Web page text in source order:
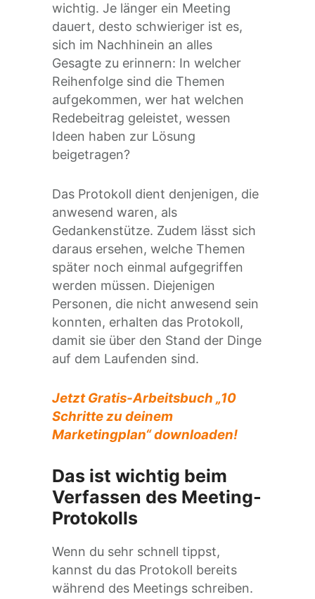
wichtig. Je länger ein Meeting
dauert, desto schwieriger ist es,
sich im Nachhinein an alles
Gesagte zu erinnern: In welcher
Reihenfolge sind die Themen
aufgekommen, wer hat welchen
Redebeitrag geleistet, wessen
Ideen haben zur Lösung
beigetragen?
Das Protokoll dient denjenigen, die
anwesend waren, als
Gedankenstütze. Zudem lässt sich
daraus ersehen, welche Themen
später noch einmal aufgegriffen
werden müssen. Diejenigen
Personen, die nicht anwesend sein
konnten, erhalten das Protokoll,
damit sie über den Stand der Dinge
auf dem Laufenden sind.
Jetzt Gratis-Arbeitsbuch „10
Schritte zu deinem
Marketingplan“ downloaden!
Das ist wichtig beim
Verfassen des Meeting-
Protokolls
Wenn du sehr schnell tippst,
kannst du das Protokoll bereits
während des Meetings schreiben.